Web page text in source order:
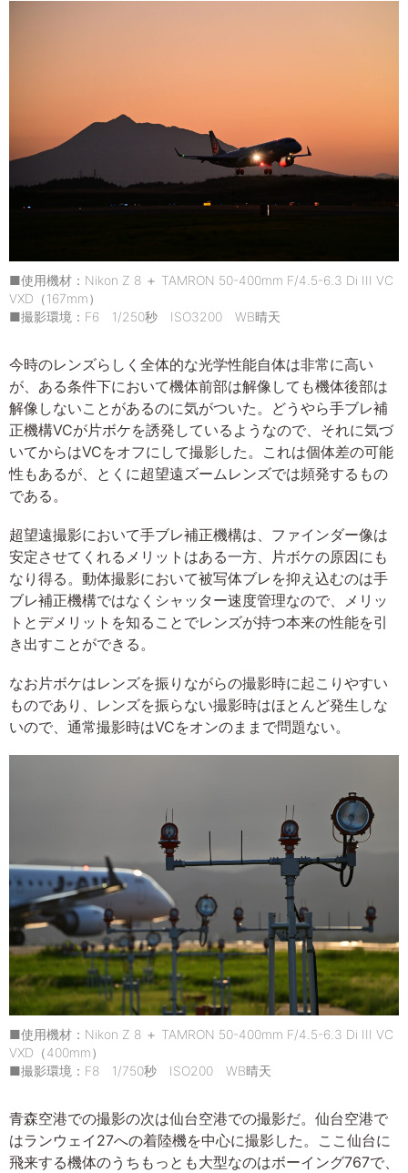
■使用機材：Nikon Z 8 ＋ TAMRON 50-400mm F/4.5-6.3 Di III VC
VXD（167mm）
■撮影環境：F6 1/250秒 ISO3200 WB晴天
今時のレンズらしく全体的な光学性能自体は非常に高い
が、ある条件下において機体前部は解像しても機体後部は
解像しないことがあるのに気がついた。どうやら手ブレ補
正機構VCが片ボケを誘発しているようなので、それに気づ
いてからはVCをオフにして撮影した。これは個体差の可能
性もあるが、とくに超望遠ズームレンズでは頻発するもの
である。
超望遠撮影において手ブレ補正機構は、ファインダー像は
安定させてくれるメリットはある一方、片ボケの原因にも
なり得る。動体撮影において被写体ブレを抑え込むのは手
ブレ補正機構ではなくシャッター速度管理なので、メリッ
トとデメリットを知ることでレンズが持つ本来の性能を引
き出すことができる。
なお片ボケはレンズを振りながらの撮影時に起こりやすい
ものであり、レンズを振らない撮影時はほとんど発生しな
いので、通常撮影時はVCをオンのままで問題ない。
■使用機材：Nikon Z 8 ＋ TAMRON 50-400mm F/4.5-6.3 Di III VC
VXD（400mm）
■撮影環境：F8 1/750秒 ISO200 WB晴天
青森空港での撮影の次は仙台空港での撮影だ。仙台空港で
はランウェイ27への着陸機を中心に撮影した。ここ仙台に
飛来する機体のうちもっとも大型なのはボーイング767で、